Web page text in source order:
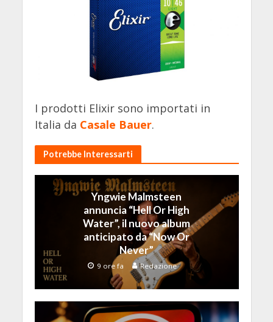
I prodotti Elixir sono importati in
Italia da Casale Bauer.
Potrebbe Interessarti
Yngwie Malmsteen
annuncia “Hell Or High
Water”, il nuovo album
anticipato da “Now Or
Never”
9 ore fa Redazione